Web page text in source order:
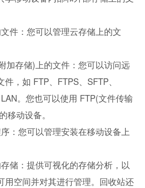
件：您可以管理云存储上的文
加存储)上的文件：您可以访问远
，如 FTP、FTPS、SFTP、
。您也可以使用 FTP(文件传输
移动设备。
：您可以管理安装在移动设备上
储：提供可视化的存储分析，以
用空间并对其进行管理。回收站还